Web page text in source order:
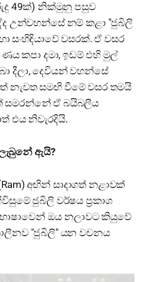
49ක්) නික්මුනු පසුව
උන්වහන්සේ නම් කළා "ජුබිලි
සංහිඳියාවේ වසරක්. ඒ වසර
කපා දමා, ඉඩම් එහි මුල්
දීලා, දෙවියන් වහන්සේ
නැවත සමඟි වීමේ වසර තමයි
සමරන්නේ ඒ බයිබලීය
එය නිවැරදියි.
ඇයි?
අඟින් සාදාගත් නළාවක්
ජුබිලි වර්ෂය ප්‍රකාශ
ඔය නලාවට කියුවේ
"ජුබිලි" යන වචනය